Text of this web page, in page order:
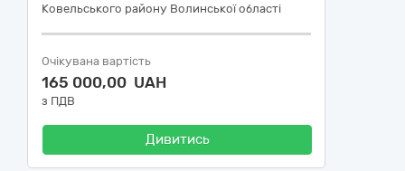
Ковельського району Волинської області
Очікувана вартість
165 000,00 UAH
з ПДВ
Дивитись